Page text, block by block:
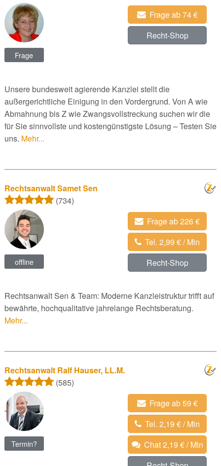
Frage
Frage ab 74 €
Recht-Shop
Unsere bundesweit agierende Kanzlei stellt die
außergerichtliche Einigung in den Vordergrund. Von A wie
Abmahnung bis Z wie Zwangsvollstreckung suchen wir die
für Sie sinnvollste und kostengünstigste Lösung – Testen Sie
uns. Mehr...
Rechtsanwalt Samet Sen
(734)
offline
Frage ab 226 €
Tel. 2,99 € / Min
Recht-Shop
Rechtsanwalt Sen & Team: Moderne Kanzleistruktur trifft auf
bewährte, hochqualitative jahrelange Rechtsberatung.
Mehr...
Rechtsanwalt Ralf Hauser, LL.M.
(585)
Termin?
Frage ab 59 €
Tel. 2,19 € / Min
Chat 2,19 € / Min